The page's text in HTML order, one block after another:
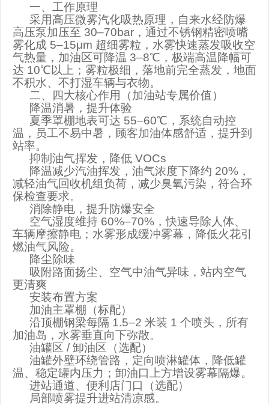
一、工作原理
采用高压微雾汽化吸热原理，自来水经防爆
高压泵加压至 30–70bar ，通过不锈钢精密喷嘴
雾化成 5–15μm 超细雾粒，水雾快速蒸发吸收空
气热量，加油区可降温 3–8℃，极端高温降幅可
达 10℃以上；雾粒极细，落地前完全蒸发，地面
不积水、不打湿车辆与衣物。
二、四大核心作用（加油站专属价值）
降温消暑，提升体验
夏季罩棚地表可达 55–60℃，系统自动控
温，员工不易中暑，顾客加油体感舒适，提升到
站率。
抑制油气挥发，降低 VOCs
降温减少汽油挥发，油气浓度下降约 20% ，
减轻油气回收机组负荷，减少臭氧污染，符合环
保检查要求。
消除静电，提升防爆安全
空气湿度维持 60%–70% ，快速导除人体、
车辆摩擦静电；水雾形成缓冲雾幕，降低火花引
燃油气风险。
降尘除味
吸附路面扬尘、空气中油气异味，站内空气
更清爽
安装布置方案
加油主罩棚（标配）
沿顶棚钢梁每隔 1.5–2 米装 1 个喷头， 所有
加油岛，水雾垂直向下弥散。
油罐区 / 卸油区（选配）
油罐外壁环绕管路，定向喷淋罐体，降低罐
温、稳定罐内压力；卸油口上方增设雾幕隔爆。
进站通道、便利店门口（选配）
局部喷雾提升进站清凉感。